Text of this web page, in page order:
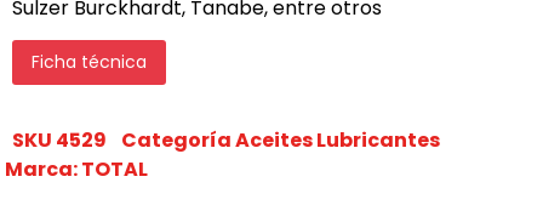
Sulzer Burckhardt, Tanabe, entre otros
Ficha técnica
SKU 4529 CategoríaAceites Lubricantes
Marca:TOTAL